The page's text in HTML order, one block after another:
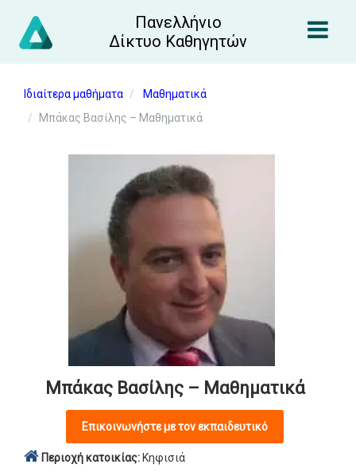
Πανελλήνιο
Δίκτυο Καθηγητών
Ιδιαίτερα μαθήματα
Μαθηματικά
Μπάκας Βασίλης – Μαθηματικά
Μπάκας Βασίλης – Μαθηματικά
Επικοινωνήστε με τον εκπαιδευτικό
Περιοχή κατοικίας: Κηφισιά